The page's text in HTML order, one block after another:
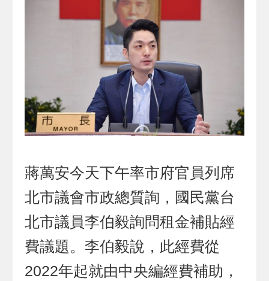
蔣萬安今天下午率市府官員列席
北市議會市政總質詢，國民黨台
北市議員李伯毅詢問租金補貼經
費議題。李伯毅說，此經費從
2022年起就由中央編經費補助，